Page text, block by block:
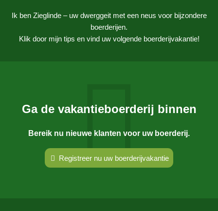
Ik ben Zieglinde – uw dwerggeit met een neus voor bijzondere
boerderijen.
Klik door mijn tips en vind uw volgende boerderijvakantie!
Ga de vakantieboerderij binnen
Bereik nu nieuwe klanten voor uw boerderij.
Registreer nu uw boerderijvakantie